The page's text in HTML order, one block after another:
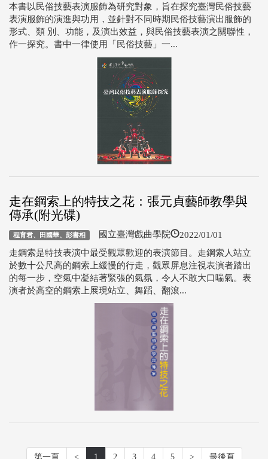
本書以民俗技藝表演服飾為研究對象，旨在探究臺灣民俗技藝
表演服飾的演進與功用，並針對不同時期民俗技藝演出服飾的
形式、類 別、功能，及演出效益，與民俗技藝表演之關聯性，
作一探究。書中一律使用「民俗技藝」一...
走在鋼索上的特技之花：張元貞藝師教學與
傳承(附光碟)
程育君、田國華、彭書相 國立臺灣戲曲學院 2022/01/01
走鋼索是特技表演中最受觀眾歡迎的表演節目。走鋼索人站立
於數十公尺高的鋼索上緩慢的行走，觀眾屏息注視表演者踏出
的每一步，空氣中凝結著緊張的氣氛，令人不敢大口喘氣。表
演者於高空的鋼索上展現站立、舞蹈、翻滾...
第一頁 < 1 2 3 4 5 > 最後頁